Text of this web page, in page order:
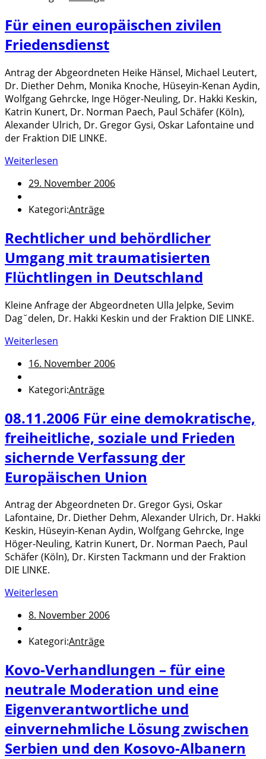
Für einen europäischen zivilen
Friedensdienst
Antrag der Abgeordneten Heike Hänsel, Michael Leutert,
Dr. Diether Dehm, Monika Knoche, Hüseyin-Kenan Aydin,
Wolfgang Gehrcke, Inge Höger-Neuling, Dr. Hakki Keskin,
Katrin Kunert, Dr. Norman Paech, Paul Schäfer (Köln),
Alexander Ulrich, Dr. Gregor Gysi, Oskar Lafontaine und
der Fraktion DIE LINKE.
Weiterlesen
29. November 2006
Kategori:Anträge
Rechtlicher und behördlicher
Umgang mit traumatisierten
Flüchtlingen in Deutschland
Kleine Anfrage der Abgeordneten Ulla Jelpke, Sevim
Dag˘delen, Dr. Hakki Keskin und der Fraktion DIE LINKE.
Weiterlesen
16. November 2006
Kategori:Anträge
08.11.2006 Für eine demokratische,
freiheitliche, soziale und Frieden
sichernde Verfassung der
Europäischen Union
Antrag der Abgeordneten Dr. Gregor Gysi, Oskar
Lafontaine, Dr. Diether Dehm, Alexander Ulrich, Dr. Hakki
Keskin, Hüseyin-Kenan Aydin, Wolfgang Gehrcke, Inge
Höger-Neuling, Katrin Kunert, Dr. Norman Paech, Paul
Schäfer (Köln), Dr. Kirsten Tackmann und der Fraktion
DIE LINKE.
Weiterlesen
8. November 2006
Kategori:Anträge
Kovo-Verhandlungen – für eine
neutrale Moderation und eine
Eigenverantwortliche und
einvernehmliche Lösung zwischen
Serbien und den Kosovo-Albanern